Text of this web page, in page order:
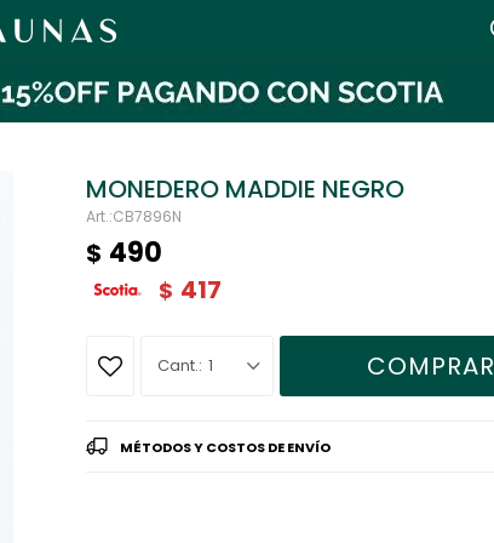
MONEDERO MADDIE NEGRO
CB7896N
$ 490
$ 417
1 COMPRAR
MÉTODOS Y COSTOS DE ENVÍO